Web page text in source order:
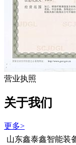
营业执照
关于我们
更多>
山东鑫泰鑫智能装